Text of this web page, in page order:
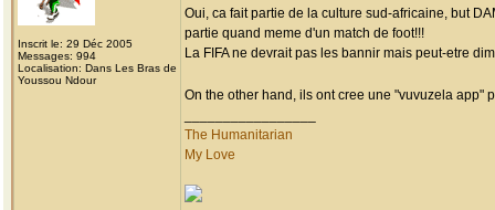
Inscrit le: 29 Déc 2005
Messages: 994
Localisation: Dans Les Bras de
Youssou Ndour
Oui, ca fait partie de la culture sud-africaine, but
partie quand meme d'un match de foot!!!
La FIFA ne devrait pas les bannir mais peut-etre
On the other hand, ils ont cree une "vuvuzela app"
The Humanitarian
My Love